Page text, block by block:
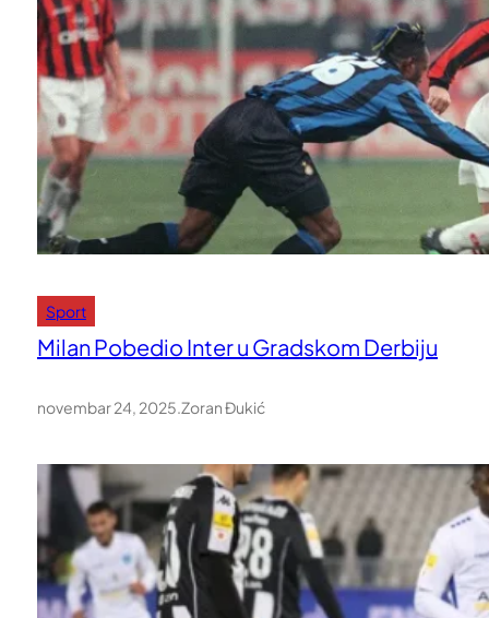
Sport
Milan Pobedio Inter u Gradskom Derbiju
novembar 24, 2025.Zoran Đukić